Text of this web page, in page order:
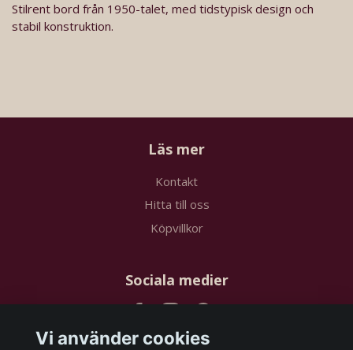
Stilrent bord från 1950-talet, med tidstypisk design och
stabil konstruktion.
Läs mer
Kontakt
Hitta till oss
Köpvillkor
Sociala medier
Vi använder cookies